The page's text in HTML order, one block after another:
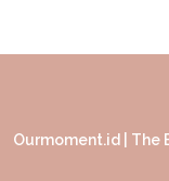
Ourmoment.id | The